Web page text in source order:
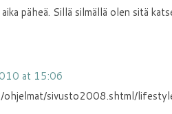
päheä. Sillä silmällä olen sitä
at 15:06
sivusto2008.shtml/